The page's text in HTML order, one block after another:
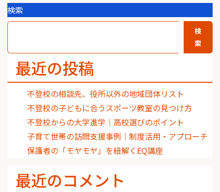
検索
検
索
最近の投稿
不登校の相談先、役所以外の地域団体リスト
不登校の子どもに合うスポーツ教室の見つけ方
不登校からの大学進学｜高校選びのポイント
子育て世帯の訪問支援事例｜制度活用・アプローチ
保護者の「モヤモヤ」を紐解くEQ講座
最近のコメント